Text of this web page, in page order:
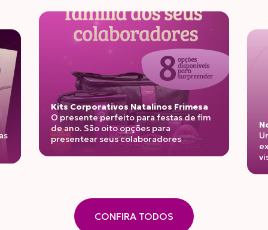
de fim
Nova linha de iogurtes
Unindo benefícios funcionais,
experiência indulgente e o novo padrão
visual da Frimesa!
CONFIRA TODOS